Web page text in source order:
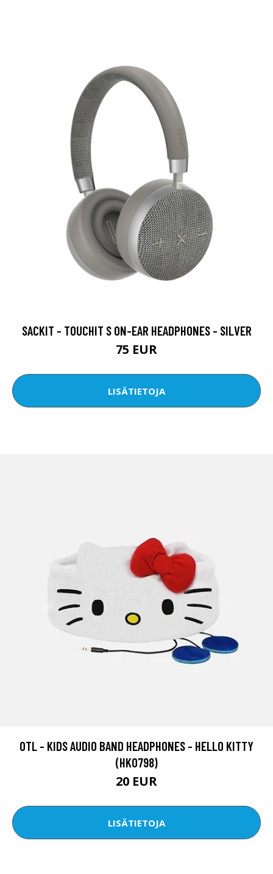
SACKIT - TOUCHIT S ON-EAR HEADPHONES - SILVER
75 EUR
LISÄTIETOJA
OTL - KIDS AUDIO BAND HEADPHONES - HELLO KITTY
(HK0798)
20 EUR
LISÄTIETOJA